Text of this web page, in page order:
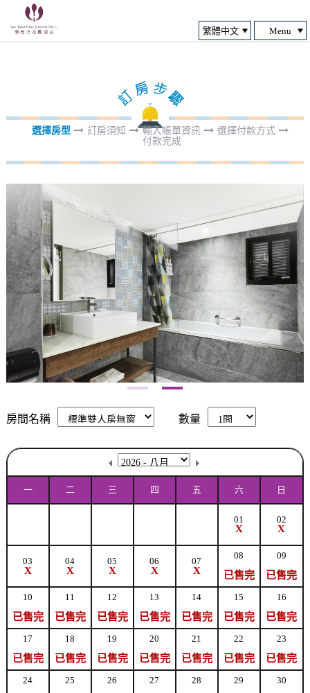
Menu
選擇房型 訂房須知 輸入帳單資訊
選擇付款方式
付款完成
房間名稱 數量
一 二 三 四 五 六 日
01
X
02
X
03
X
04
X
05
X
06
X
07
X
08
已售完
09
已售完
10
已售完
11
已售完
12
已售完
13
已售完
14
已售完
15
已售完
16
已售完
17
已售完
18
已售完
19
已售完
20
已售完
21
已售完
22
已售完
23
已售完
24 25 26 27 28 29 30